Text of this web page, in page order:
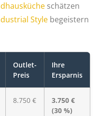
schätzen
Style begeistern
Outlet-
Preis
Ihre
Ersparnis
8.750 €
3.750 €
(30 %)